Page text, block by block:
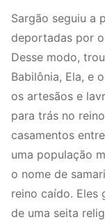
Sargão seguiu a
deportadas por
Desse modo,
Babilônia, Ela, e
os artesãos e
para trás no
casamentos
uma população
o nome de
reino caído. Eles
de uma seita